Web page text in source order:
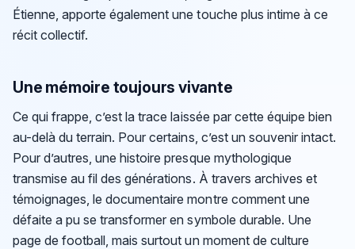
Étienne, apporte également une touche plus intime à ce
récit collectif.
Une mémoire toujours vivante
Ce qui frappe, c’est la trace laissée par cette équipe bien
au-delà du terrain. Pour certains, c’est un souvenir intact.
Pour d’autres, une histoire presque mythologique
transmise au fil des générations. À travers archives et
témoignages, le documentaire montre comment une
défaite a pu se transformer en symbole durable. Une
page de football, mais surtout un moment de culture